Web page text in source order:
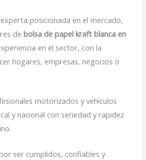
posicionada en el mercado,
debolsa de papel kraft blanca en
en el sector, con la
hogares, empresas, negocios o
motorizados y vehículos
y nacional con seriedad y rapidez
ser cumplidos, confiables y